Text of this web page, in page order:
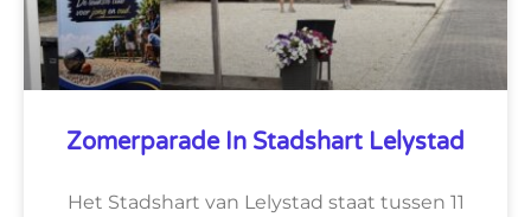
Zomerparade In Stadshart Lelystad
Het Stadshart van Lelystad staat tussen 11